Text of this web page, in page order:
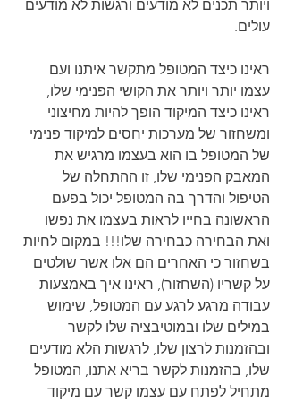
ויותר תכנים לא מודעים ורגשות לא מודעים
עולים.
ראינו כיצד המטופל מתקשר איתנו ועם
עצמו יותר ויותר את הקושי הפנימי שלו,
ראינו כיצד המיקוד הופך להיות מחיצוני
ומשחזור של מערכות יחסים למיקוד פנימי
של המטופל בו הוא בעצמו מרגיש את
המאבק הפנימי שלו, זו ההתחלה של
הטיפול והדרך בה המטופל יכול בפעם
הראשונה בחייו לראות בעצמו את נפשו
ואת הבחירה כבחירה שלו!!! במקום לחיות
בשחזור כי האחרים הם אלו אשר שולטים
על קשריו (השחזור), ראינו איך באמצעות
עבודה מרגע לרגע עם המטופל, שימוש
במילים שלו ובמוטיבציה שלו לקשר
ובהזמנות לרצון שלו, לרגשות הלא מודעים
שלו, בהזמנות לקשר בריא אתנו, המטופל
מתחיל לפתח עם עצמו קשר עם מיקוד